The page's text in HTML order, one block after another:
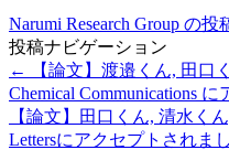
Narumi Research Group の
投稿ナビゲーション
←
【論文】渡邉くん, 田口
Chemical Communications
【論文】田口くん, 清水く
Lettersにアクセプトされま